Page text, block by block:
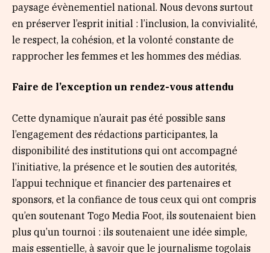
paysage évènementiel national. Nous devons surtout
en préserver l’esprit initial : l’inclusion, la convivialité,
le respect, la cohésion, et la volonté constante de
rapprocher les femmes et les hommes des médias.
Faire de l’exception un rendez-vous attendu
Cette dynamique n’aurait pas été possible sans
l’engagement des rédactions participantes, la
disponibilité des institutions qui ont accompagné
l’initiative, la présence et le soutien des autorités,
l’appui technique et financier des partenaires et
sponsors, et la confiance de tous ceux qui ont compris
qu’en soutenant Togo Media Foot, ils soutenaient bien
plus qu’un tournoi : ils soutenaient une idée simple,
mais essentielle, à savoir que le journalisme togolais